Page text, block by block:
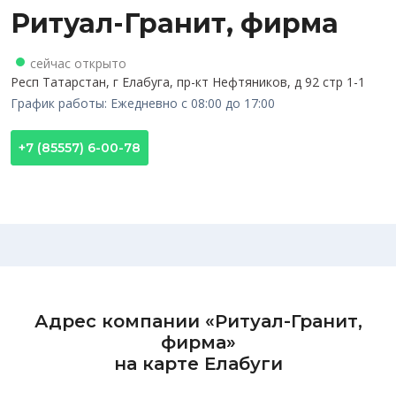
Ритуал-Гранит, фирма
сейчас открыто
Респ Татарстан, г Елабуга, пр-кт Нефтяников, д 92 стр 1-1
График работы: Ежедневно с 08:00 до 17:00
+7 (85557) 6-00-78
Адрес компании «Ритуал-Гранит,
фирма»
на карте Елабуги